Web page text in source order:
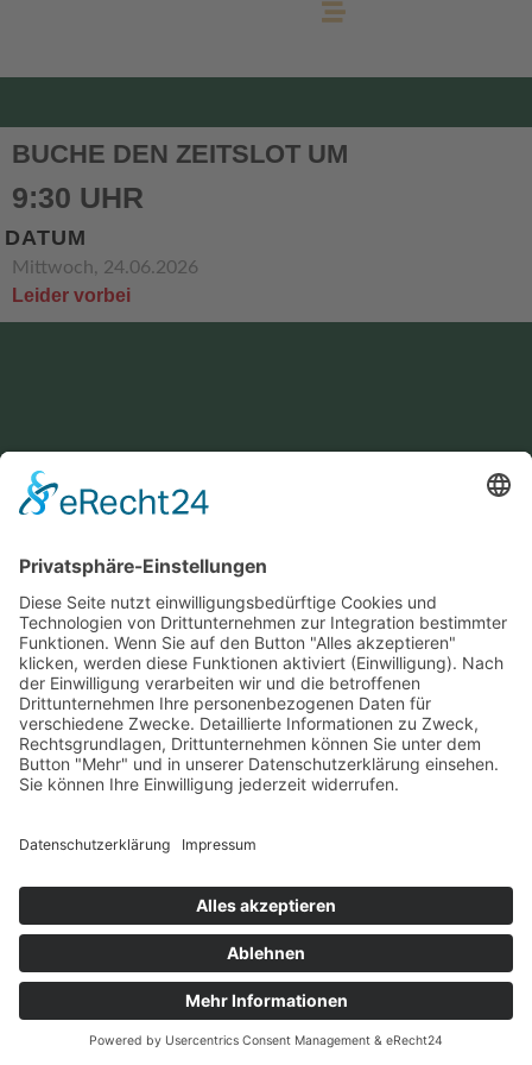
BUCHE DEN ZEITSLOT UM
9:30 UHR
DATUM
Mittwoch, 24.06.2026
Leider vorbei
Ein Produkt von SYNTURA - Emotion,
Spaß und Herausforderung
KONTAKT
+49 7422 240693
Impressum Datenschutz­
© Hirschgrund Zipline Area
Vertrag widerrufen